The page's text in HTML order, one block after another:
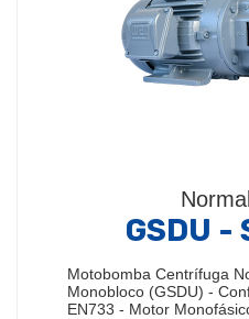
GSDU -
Motobomba Centrífuga
Monobloco (GSDU) -
EN733 - Motor